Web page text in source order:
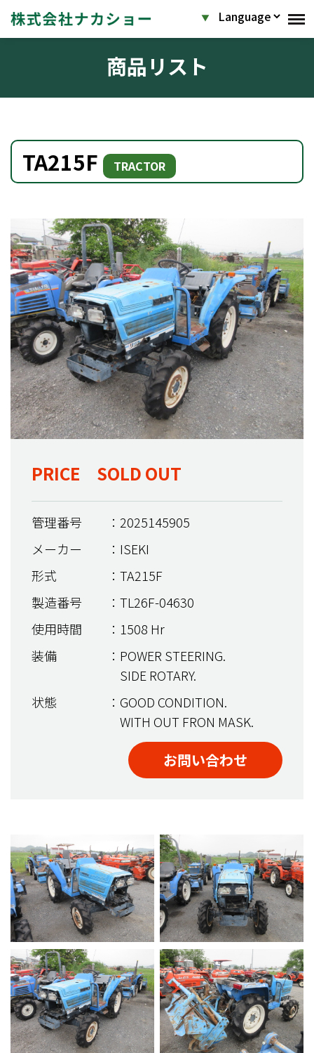
商品リスト
TA215F TRACTOR
PRICE SOLD OUT
管理番号
：2025145905
メーカー
：ISEKI
形式
：TA215F
製造番号
：TL26F-04630
使用時間
：1508 Hr
装備
：POWER STEERING.
SIDE ROTARY.
状態
：GOOD CONDITION.
WITH OUT FRON MASK.
お問い合わせ